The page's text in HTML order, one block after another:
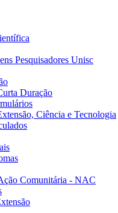
Pesquisadores Unisc
Duração
Ciência e Tecnologia
Comunitária - NAC